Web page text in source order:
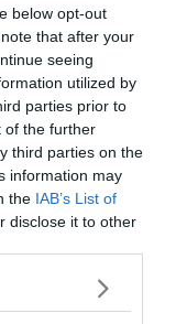
below opt-out
that after your
seeing
utilized by
parties prior to
of the further
third parties on the
information may
the IAB’s List of
disclose it to other